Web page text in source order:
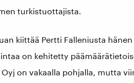
turkistuottajista.
kiittää Pertti Falleniusta
on kehitetty
Oyj on vakaalla pohjalla, mutta